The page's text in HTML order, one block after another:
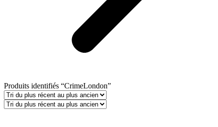
Produits identifiés “CrimeLondon”